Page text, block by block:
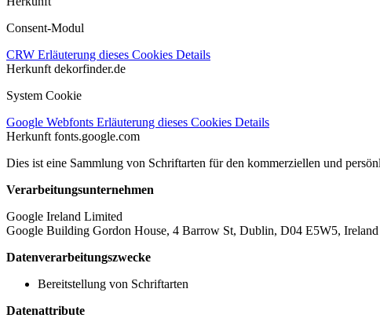
Consent-Modul
CRW Erläuterung dieses Cookies Details
Herkunft dekorfinder.de
System Cookie
Google Webfonts Erläuterung dieses Cookies Details
Herkunft fonts.google.com
Dies ist eine Sammlung von Schriftarten für den kommerziellen und
Verarbeitungsunternehmen
Google Ireland Limited
Google Building Gordon House, 4 Barrow St, Dublin, D04 E5W5, Ireland
Datenverarbeitungszwecke
Bereitstellung von Schriftarten
Datenattribute